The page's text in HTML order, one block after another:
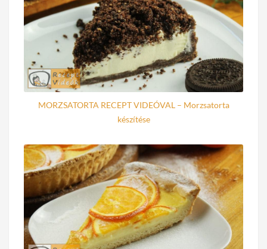
MORZSATORTA RECEPT VIDEÓVAL – Morzsatorta
készítése